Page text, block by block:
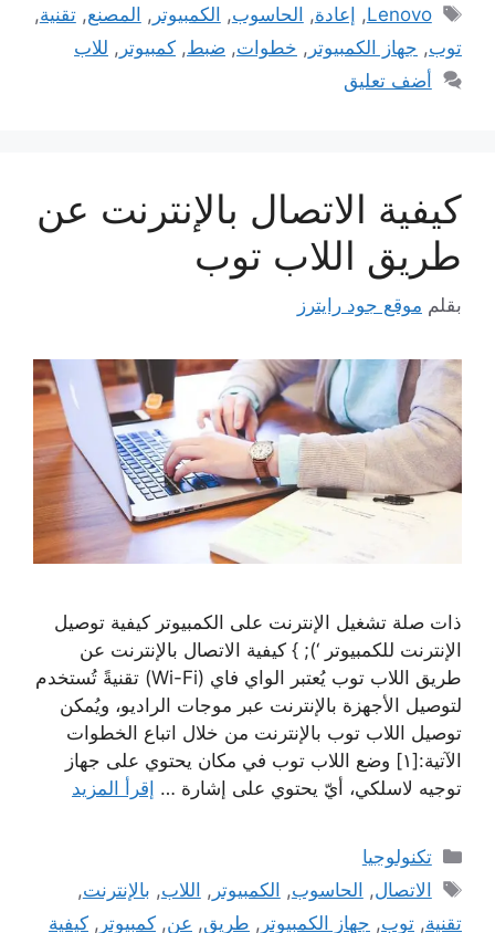
الوسوم
Lenovo
, إعادة, الحاسوب, الكمبيوتر , المصنع,تقنية,
توب, جهاز الكمبيوتر , خطوات, ضبط, كمبيوتر , للاب
أضف تعليق
كيفية الاتصال بالإنترنت عن
طريق اللاب توب
بقلم موقع جود رايترز
ذات صلة تشغيل الإنترنت على الكمبيوتر كيفية توصيل
الإنترنت للكمبيوتر ‘); } كيفية الاتصال بالإنترنت عن
طريق اللاب توب يُعتبر الواي فاي (Wi-Fi) تقنيةً تُستخدم
لتوصيل الأجهزة بالإنترنت عبر موجات الراديو، ويُمكن
توصيل اللاب توب بالإنترنت من خلال اتباع الخطوات
الآتية:[١] وضع اللاب توب في مكان يحتوي على جهاز
توجيه لاسلكي، أيّ يحتوي على إشارة … إقرأ المزيد
التصنيفات
تكنولوجيا
الوسوم
الاتصال, الحاسوب, الكمبيوتر , اللاب, بالإنترنت,
تقنية, توب, جهاز الكمبيوتر , طريق, عن, كمبيوتر , كيفية